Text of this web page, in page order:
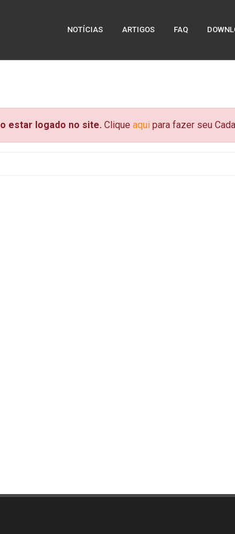
NOTÍCIAS ARTIGOS FAQ
estar logado no site. Clique aqui para fazer seu